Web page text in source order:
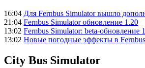
16:04 Для Fernbus Simulator вышло
21:04 Fernbus Simulator обновление 1.20
13:02 Fernbus Simulator: beta-обновление
13:02 Новые погодные эффекты в
City Bus Simulator